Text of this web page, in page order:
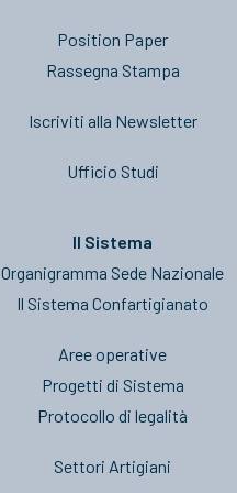
Position Paper
Rassegna Stampa
Iscriviti alla Newsletter
Ufficio Studi
Il Sistema
Organigramma Sede Nazionale
Il Sistema Confartigianato
Aree operative
Progetti di Sistema
Protocollo di legalità
Settori Artigiani